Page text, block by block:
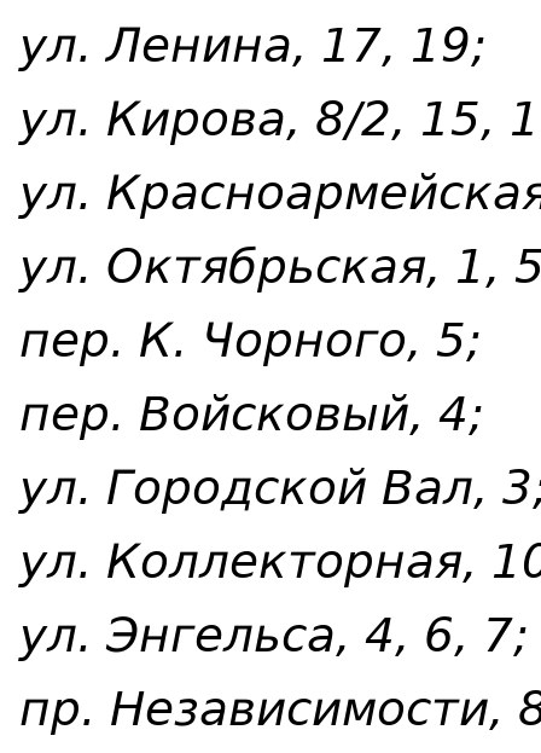
ул. Ленина, 17, 19;
ул. Кирова, 8/2, 15,
ул.
ул. Октябрьская, 1,
пер. К. Чорного, 5;
пер. Войсковый, 4;
ул. Городской Вал,
ул. Коллекторная,
ул. Энгельса, 4, 6, 7;
пр. Независимости,